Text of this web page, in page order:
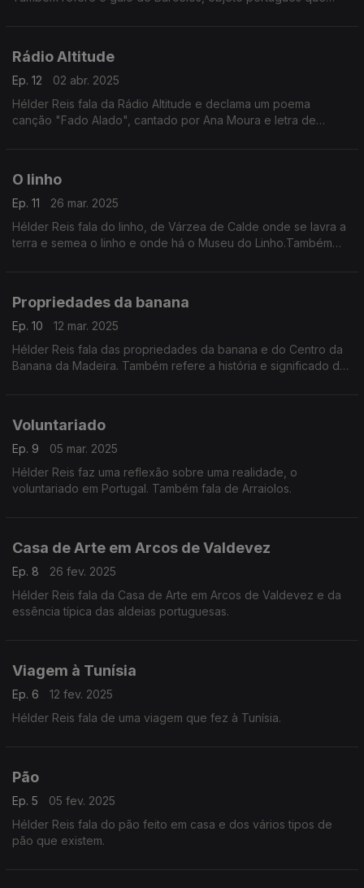
Rádio Altitude
Ep. 12
02 abr. 2025
Hélder Reis fala da Rádio Altitude e declama um poema
canção "Fado Alado", cantado por Ana Moura e letra de
O linho
Ep. 11
26 mar. 2025
Hélder Reis fala do linho, de Várzea de Calde onde se lavra a
terra e semea o linho e onde há o Museu do Linho.Também
Propriedades da banana
Ep. 10
12 mar. 2025
Hélder Reis fala das propriedades da banana e do Centro da
Banana da Madeira. Também refere a história e significado do
Voluntariado
Ep. 9
05 mar. 2025
Hélder Reis faz uma reflexão sobre uma realidade, o
voluntariado em Portugal. Também fala de Arraiolos.
Casa de Arte em Arcos de Valdevez
Ep. 8
26 fev. 2025
Hélder Reis fala da Casa de Arte em Arcos de Valdevez e da
essência típica das aldeias portuguesas.
Viagem à Tunísia
Ep. 6
12 fev. 2025
Hélder Reis fala de uma viagem que fez à Tunísia.
Pão
Ep. 5
05 fev. 2025
Hélder Reis fala do pão feito em casa e dos vários tipos de
pão que existem.